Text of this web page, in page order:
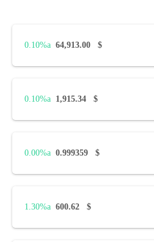
$
64,913.00
0.10%
$
1,915.34
0.10%
$
0.999359
0.00%
$
600.62
1.30%